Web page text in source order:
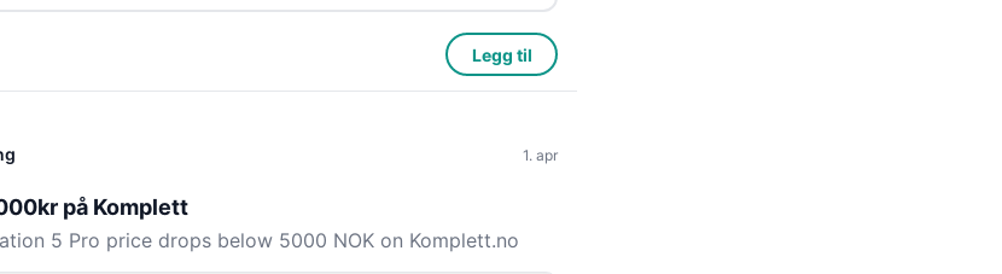
Legg til
1. apr
på Komplett
5 Pro price drops below 5000 NOK on Komplett.no